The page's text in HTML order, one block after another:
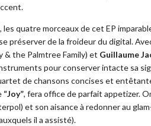
les quatre morceaux de cet EP
préserver de la froideur du digital.
& the Palmtree Family) et Guillaume
pour conserver intacte sa
de chansons concises et
“Joy”, fera office de parfait appetizer.
et son aisance à redonner au
il a assisté).